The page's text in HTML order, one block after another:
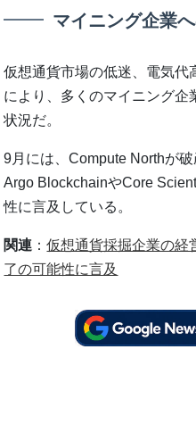
マイニング企業
仮想通貨市場の低迷、電気代
により、多くのマイニング企
状況だ。
9月には、Compute Northが
Argo BlockchainやCore
性に言及している。
関連 ：仮想通貨採掘企業の
了の可能性に言及